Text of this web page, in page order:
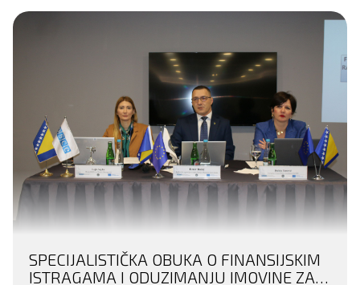
SPECIJALISTIČKA OBUKA O FINANSIJSKIM
ISTRAGAMA I ODUZIMANJU IMOVINE ZA